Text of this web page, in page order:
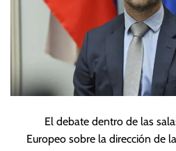
El debate dentro de las
Europeo sobre la dirección de